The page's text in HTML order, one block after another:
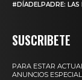
#DÍADELPADRE: LAS
SUSCRIBETE
PARA ESTAR
ANUNCIOS